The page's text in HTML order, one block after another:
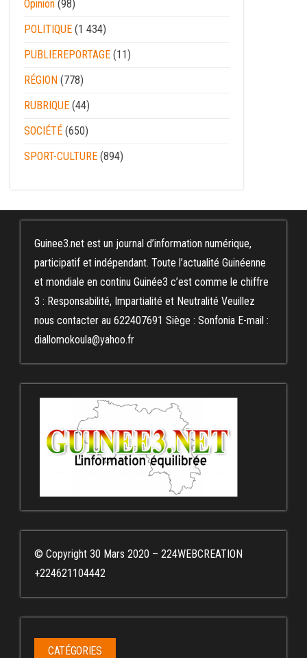
Opinion (98)
POLITIQUE (1 434)
PUBLIEREPORTAGE (11)
RÉGION (778)
RUBRIQUE (44)
SOCIÉTÉ (650)
SPORT-CULTURE (894)
Guinee3.net est un journal d’information numérique,
participatif et indépendant. Toute l’actualité Guinéenne
et mondiale en continu Guinée3 c’est comme le chiffre
3 : Responsabilité, Impartialité et Neutralité Veuillez
nous contacter au 622407691 Siège : Sonfonia E-mail :
diallomokoula@yahoo.fr
© Copyright 30 Mars 2020 – 224WEBCREATION
+224621104442
CATÉGORIES